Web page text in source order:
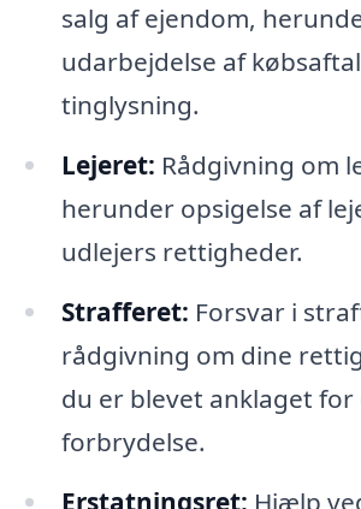
salg af ejendom,
udarbejdelse af
tinglysning.
Lejeret: Rådgivning om
herunder opsigelse af
udlejers rettigheder.
Strafferet: Forsvar i
rådgivning om dine
du er blevet anklaget for
forbrydelse.
Erstatningsret: Hjælp